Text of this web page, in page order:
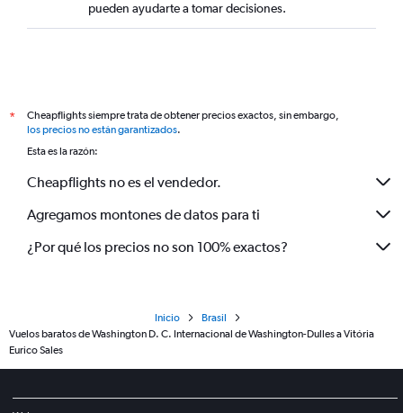
pueden ayudarte a tomar decisiones.
*
Cheapflights siempre trata de obtener precios exactos, sin embargo,
los precios no están garantizados.
Esta es la razón:
Cheapflights no es el vendedor.
Agregamos montones de datos para ti
¿Por qué los precios no son 100% exactos?
Inicio
Brasil
Vuelos baratos de Washington D. C. Internacional de Washington-Dulles a Vitória
Eurico Sales